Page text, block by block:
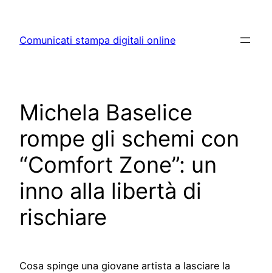
content
Comunicati stampa digitali online
Michela Baselice
rompe gli schemi con
“Comfort Zone”: un
inno alla libertà di
rischiare
Cosa spinge una giovane artista a lasciare la